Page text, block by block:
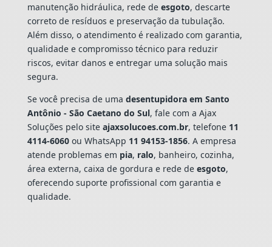
manutenção hidráulica, rede de esgoto, descarte
correto de resíduos e preservação da tubulação.
Além disso, o atendimento é realizado com garantia,
qualidade e compromisso técnico para reduzir
riscos, evitar danos e entregar uma solução mais
segura.
Se você precisa de uma desentupidora em Santo
Antônio - São Caetano do Sul, fale com a Ajax
Soluções pelo site ajaxsolucoes.com.br, telefone 11
4114-6060ou WhatsApp 11 94153-1856. A empresa
atende problemas em pia, ralo, banheiro, cozinha,
área externa, caixa de gordura e rede de esgoto,
oferecendo suporte profissional com garantia e
qualidade.